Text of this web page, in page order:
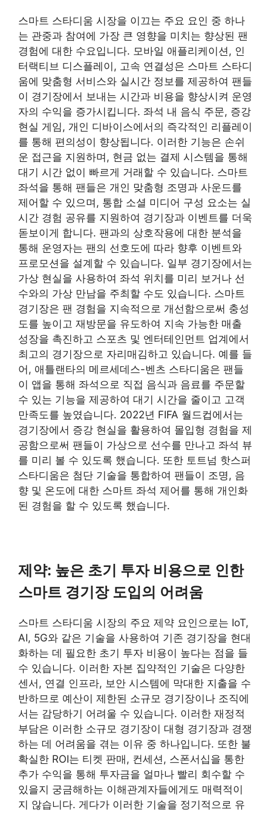
스마트 스타디움 시장을 이끄는 주요 요인 중 하나
는 관중과 참여에 가장 큰 영향을 미치는 향상된 팬
경험에 대한 수요입니다. 모바일 애플리케이션, 인
터랙티브 디스플레이, 고속 연결성은 스마트 스타디
움에 맞춤형 서비스와 실시간 정보를 제공하여 팬들
이 경기장에서 보내는 시간과 비용을 향상시켜 운영
자의 수익을 증가시킵니다. 좌석 내 음식 주문, 증강
현실 게임, 개인 디바이스에서의 즉각적인 리플레이
를 통해 편의성이 향상됩니다. 이러한 기능은 손쉬
운 접근을 지원하며, 현금 없는 결제 시스템을 통해
대기 시간 없이 빠르게 거래할 수 있습니다. 스마트
좌석을 통해 팬들은 개인 맞춤형 조명과 사운드를
제어할 수 있으며, 통합 소셜 미디어 구성 요소는 실
시간 경험 공유를 지원하여 경기장과 이벤트를 더욱
돋보이게 합니다. 팬과의 상호작용에 대한 분석을
통해 운영자는 팬의 선호도에 따라 향후 이벤트와
프로모션을 설계할 수 있습니다. 일부 경기장에서는
가상 현실을 사용하여 좌석 위치를 미리 보거나 선
수와의 가상 만남을 주최할 수도 있습니다. 스마트
경기장은 팬 경험을 지속적으로 개선함으로써 충성
도를 높이고 재방문을 유도하여 지속 가능한 매출
성장을 촉진하고 스포츠 및 엔터테인먼트 업계에서
최고의 경기장으로 자리매김하고 있습니다. 예를 들
어, 애틀랜타의 메르세데스-벤츠 스타디움은 팬들
이 앱을 통해 좌석으로 직접 음식과 음료를 주문할
수 있는 기능을 제공하여 대기 시간을 줄이고 고객
만족도를 높였습니다. 2022년 FIFA 월드컵에서는
경기장에서 증강 현실을 활용하여 몰입형 경험을 제
공함으로써 팬들이 가상으로 선수를 만나고 좌석 뷰
를 미리 볼 수 있도록 했습니다. 또한 토트넘 핫스퍼
스타디움은 첨단 기술을 통합하여 팬들이 조명, 음
향 및 온도에 대한 스마트 좌석 제어를 통해 개인화
된 경험을 할 수 있도록 했습니다.
제약: 높은 초기 투자 비용으로 인한
스마트 경기장 도입의 어려움
스마트 스타디움 시장의 주요 제약 요인으로는 IoT,
AI, 5G와 같은 기술을 사용하여 기존 경기장을 현대
화하는 데 필요한 초기 투자 비용이 높다는 점을 들
수 있습니다. 이러한 자본 집약적인 기술은 다양한
센서, 연결 인프라, 보안 시스템에 막대한 지출을 수
반하므로 예산이 제한된 소규모 경기장이나 조직에
서는 감당하기 어려울 수 있습니다. 이러한 재정적
부담은 이러한 소규모 경기장이 대형 경기장과 경쟁
하는 데 어려움을 겪는 이유 중 하나입니다. 또한 불
확실한 ROI는 티켓 판매, 컨세션, 스폰서십을 통한
추가 수익을 통해 투자금을 얼마나 빨리 회수할 수
있을지 궁금해하는 이해관계자들에게도 매력적이
지 않습니다. 게다가 이러한 기술을 정기적으로 유